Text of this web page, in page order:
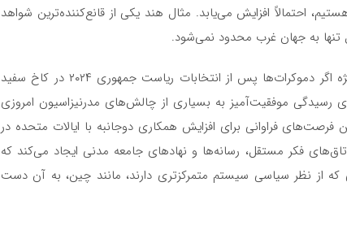
احتمالاً افزایش می‌یابد. مثال هند یکی از قانع‌کننده‌ترین شواهد
تنها به جهان غرب محدود نمی‌شود.
این روند به احتمال زیاد ادامه خواهد داشت، به ویژه اگر دموکرات‌ها پس از انتخابات ریاست جمهوری ۲۰۲۴ در کاخ سفید
رسیدگی موفقیت‌آمیز به بسیاری از چالش‌های مدرنیزاسیون امروزی
فراوانی برای افزایش همکاری دوجانبه با ایالات متحده در
فکر مستقل، رسانه‌ها و نهادهای جامعه مدنی ایجاد می‌کند که
از نظر سیاسی سیستم متمرکزتری دارند، مانند چین، به آن دست